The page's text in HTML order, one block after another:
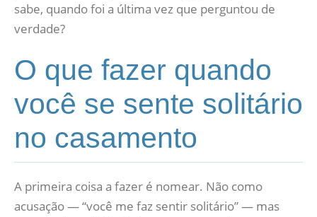
sabe, quando foi a última vez que perguntou de
verdade?
O que fazer quando
você se sente solitário
no casamento
A primeira coisa a fazer é nomear. Não como
acusação — “você me faz sentir solitário” — mas